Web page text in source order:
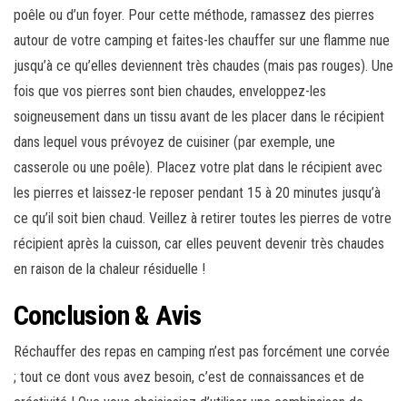
poêle ou d’un foyer. Pour cette méthode, ramassez des pierres
autour de votre camping et faites-les chauffer sur une flamme nue
jusqu’à ce qu’elles deviennent très chaudes (mais pas rouges). Une
fois que vos pierres sont bien chaudes, enveloppez-les
soigneusement dans un tissu avant de les placer dans le récipient
dans lequel vous prévoyez de cuisiner (par exemple, une
casserole ou une poêle). Placez votre plat dans le récipient avec
les pierres et laissez-le reposer pendant 15 à 20 minutes jusqu’à
ce qu’il soit bien chaud. Veillez à retirer toutes les pierres de votre
récipient après la cuisson, car elles peuvent devenir très chaudes
en raison de la chaleur résiduelle !
Conclusion & Avis
Réchauffer des repas en camping n’est pas forcément une corvée
; tout ce dont vous avez besoin, c’est de connaissances et de